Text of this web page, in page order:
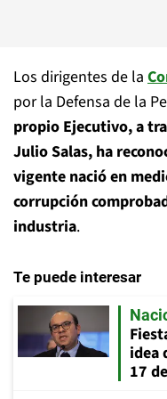
Los dirigentes de la
por la Defensa de la
propio Ejecutivo, a
Julio Salas, ha
vigente nació en
corrupción
industria.
Te puede interesar
idea
17